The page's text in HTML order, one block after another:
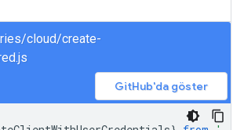
cloud/create-
GitHub'da göster